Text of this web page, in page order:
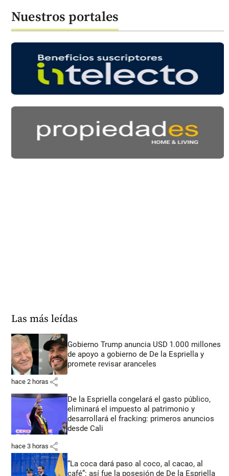
Nuestros portales
Las más leídas
Gobierno Trump anuncia USD 1.000 millones
de apoyo a gobierno de De la Espriella y
promete revisar aranceles
hace 2 horas share
De la Espriella congelará el gasto público,
eliminará el impuesto al patrimonio y
desarrollará el fracking: primeros anuncios
desde Cali
hace 3 horas share
“La coca dará paso al coco, al cacao, al
café”: así fue la posesión de De la Espriella